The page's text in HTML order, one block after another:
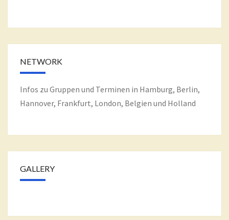
NETWORK
Infos zu Gruppen und Terminen in Hamburg, Berlin,
Hannover, Frankfurt, London, Belgien und Holland
GALLERY